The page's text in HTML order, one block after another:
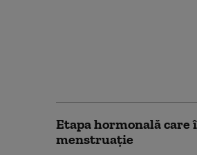
Etapa hormonală
menstruație